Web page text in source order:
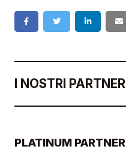
I NOSTRI PARTNER
PLATINUM PARTNER